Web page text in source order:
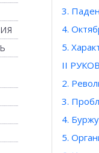
3.
4.
5.
II
2.
3.
4.
5.